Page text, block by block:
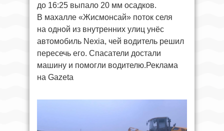
до 16:25 выпало 20 мм осадков.
В махалле «Жисмонсай» поток селя
на одной из внутренних улиц унёс
автомобиль Nexia, чей водитель решил
пересечь его. Спасатели достали
машину и помогли водителю.Реклама
на Gazeta